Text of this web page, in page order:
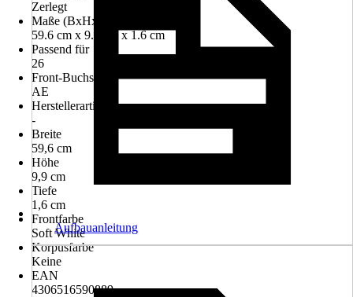
Zerlegt
Maße (BxHxT)
59.6 cm x 9.9 cm x 1.6 cm
Passend für
26
Front-Buchstabe
AE
Herstellerartikelnummer
-
Breite
59,6 cm
Höhe
9,9 cm
Tiefe
1,6 cm
Frontfarbe
Soft White
Korpusfarbe
Keine
EAN
4306516590889
Aufbauanleitung